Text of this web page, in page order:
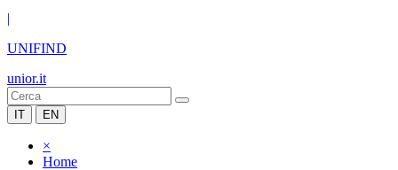
|
UNIFIND
unior.it
IT EN
×
Home